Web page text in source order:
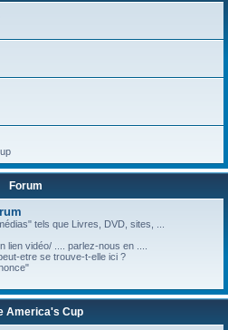
Forum
tels que Livres, DVD, sites, ...
lien vidéo/ .... parlez-nous en ....
etre se trouve-t-elle ici ?
America's Cup